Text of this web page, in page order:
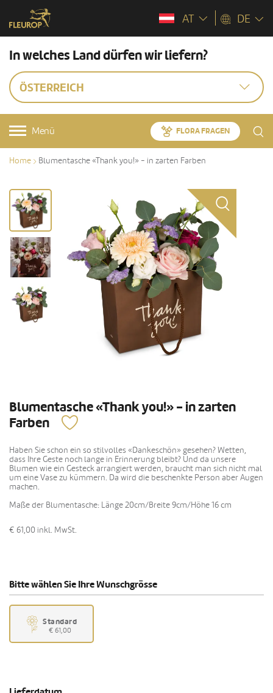
AT DE
In welches Land dürfen wir liefern?
ÖSTERREICH
Menü FLORA FRAGEN
Home Blumentasche «Thank you!» - in zarten Farben
Blumentasche «Thank you!» - in zarten
Farben
Haben Sie schon ein so stilvolles «Dankeschön» gesehen? Wetten,
dass Ihre Geste noch lange in Erinnerung bleibt? Und da unsere
Blumen wie ein Gesteck arrangiert werden, braucht man sich nicht mal
um eine Vase zu kümmern. Da wird die beschenkte Person aber Augen
machen.
Maße der Blumentasche: Länge 20cm/Breite 9cm/Höhe 16 cm
€ 61,00 inkl. MwSt.
Bitte wählen Sie Ihre Wunschgrösse
Standard
€ 61,00